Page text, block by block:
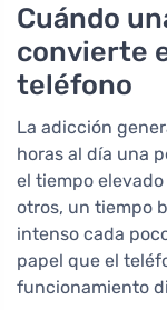
Cuándo
convierte
teléfono
La adicción
horas al día una
el tiempo
otros, un tiempo
intenso cada
papel que el
funcionamiento